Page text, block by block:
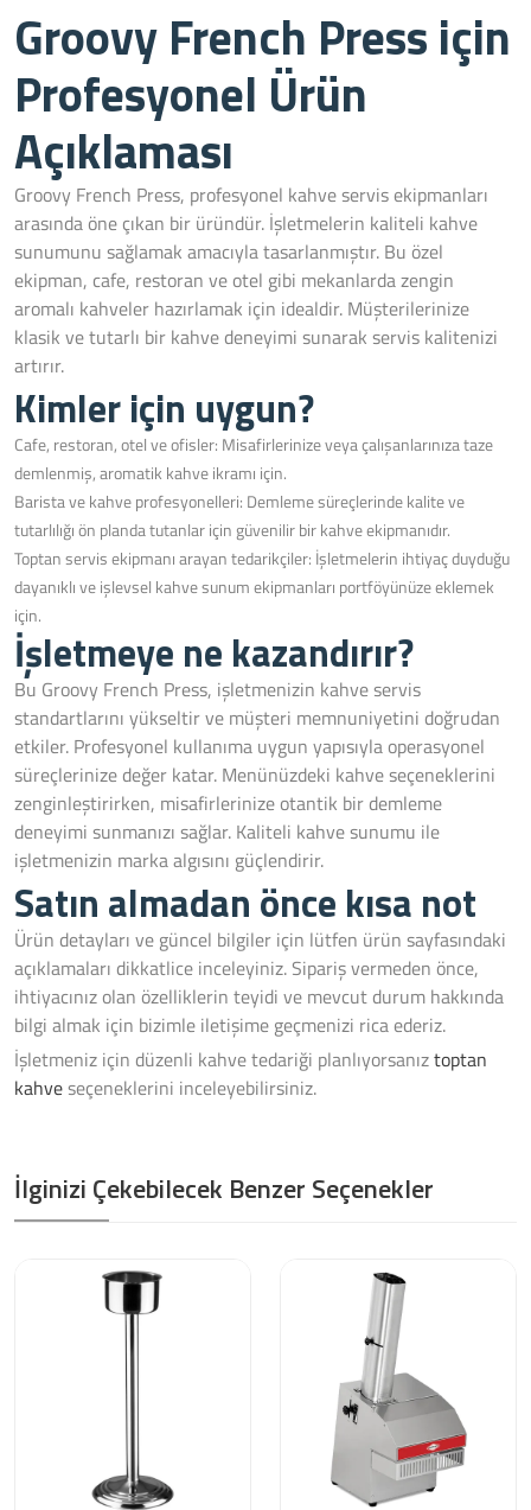
Groovy French Press için
Profesyonel Ürün
Açıklaması
Groovy French Press, profesyonel kahve servis ekipmanları
arasında öne çıkan bir üründür. İşletmelerin kaliteli kahve
sunumunu sağlamak amacıyla tasarlanmıştır. Bu özel
ekipman, cafe, restoran ve otel gibi mekanlarda zengin
aromalı kahveler hazırlamak için idealdir. Müşterilerinize
klasik ve tutarlı bir kahve deneyimi sunarak servis kalitenizi
artırır.
Kimler için uygun?
Cafe, restoran, otel ve ofisler: Misafirlerinize veya çalışanlarınıza taze
demlenmiş, aromatik kahve ikramı için.
Barista ve kahve profesyonelleri: Demleme süreçlerinde kalite ve
tutarlılığı ön planda tutanlar için güvenilir bir kahve ekipmanıdır.
Toptan servis ekipmanı arayan tedarikçiler: İşletmelerin ihtiyaç duyduğu
dayanıklı ve işlevsel kahve sunum ekipmanları portföyünüze eklemek
için.
İşletmeye ne kazandırır?
Bu Groovy French Press, işletmenizin kahve servis
standartlarını yükseltir ve müşteri memnuniyetini doğrudan
etkiler. Profesyonel kullanıma uygun yapısıyla operasyonel
süreçlerinize değer katar. Menünüzdeki kahve seçeneklerini
zenginleştirirken, misafirlerinize otantik bir demleme
deneyimi sunmanızı sağlar. Kaliteli kahve sunumu ile
işletmenizin marka algısını güçlendirir.
Satın almadan önce kısa not
Ürün detayları ve güncel bilgiler için lütfen ürün sayfasındaki
açıklamaları dikkatlice inceleyiniz. Sipariş vermeden önce,
ihtiyacınız olan özelliklerin teyidi ve mevcut durum hakkında
bilgi almak için bizimle iletişime geçmenizi rica ederiz.
İşletmeniz için düzenli kahve tedariği planlıyorsanıztoptan
kahveseçeneklerini inceleyebilirsiniz.
İlginizi Çekebilecek Benzer Seçenekler